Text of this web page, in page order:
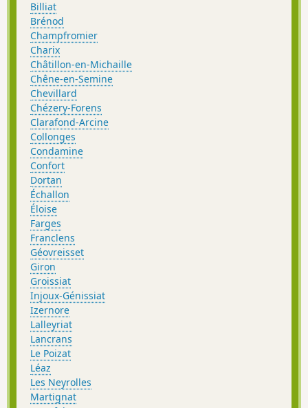
Billiat
Brénod
Champfromier
Charix
Châtillon-en-Michaille
Chêne-en-Semine
Chevillard
Chézery-Forens
Clarafond-Arcine
Collonges
Condamine
Confort
Dortan
Échallon
Éloise
Farges
Franclens
Géovreisset
Giron
Groissiat
Injoux-Génissiat
Izernore
Lalleyriat
Lancrans
Le Poizat
Léaz
Les Neyrolles
Martignat